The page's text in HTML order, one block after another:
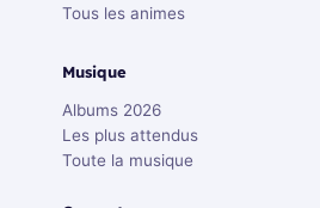
Tous les animes
Musique
Albums 2026
Les plus attendus
Toute la musique